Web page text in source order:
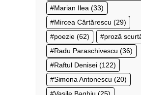
Marian Ilea (33)
Mircea Cărtărescu (29)
poezie (62) proză
Radu Paraschivescu (36)
Raftul Denisei (122)
Simona Antonescu (20)